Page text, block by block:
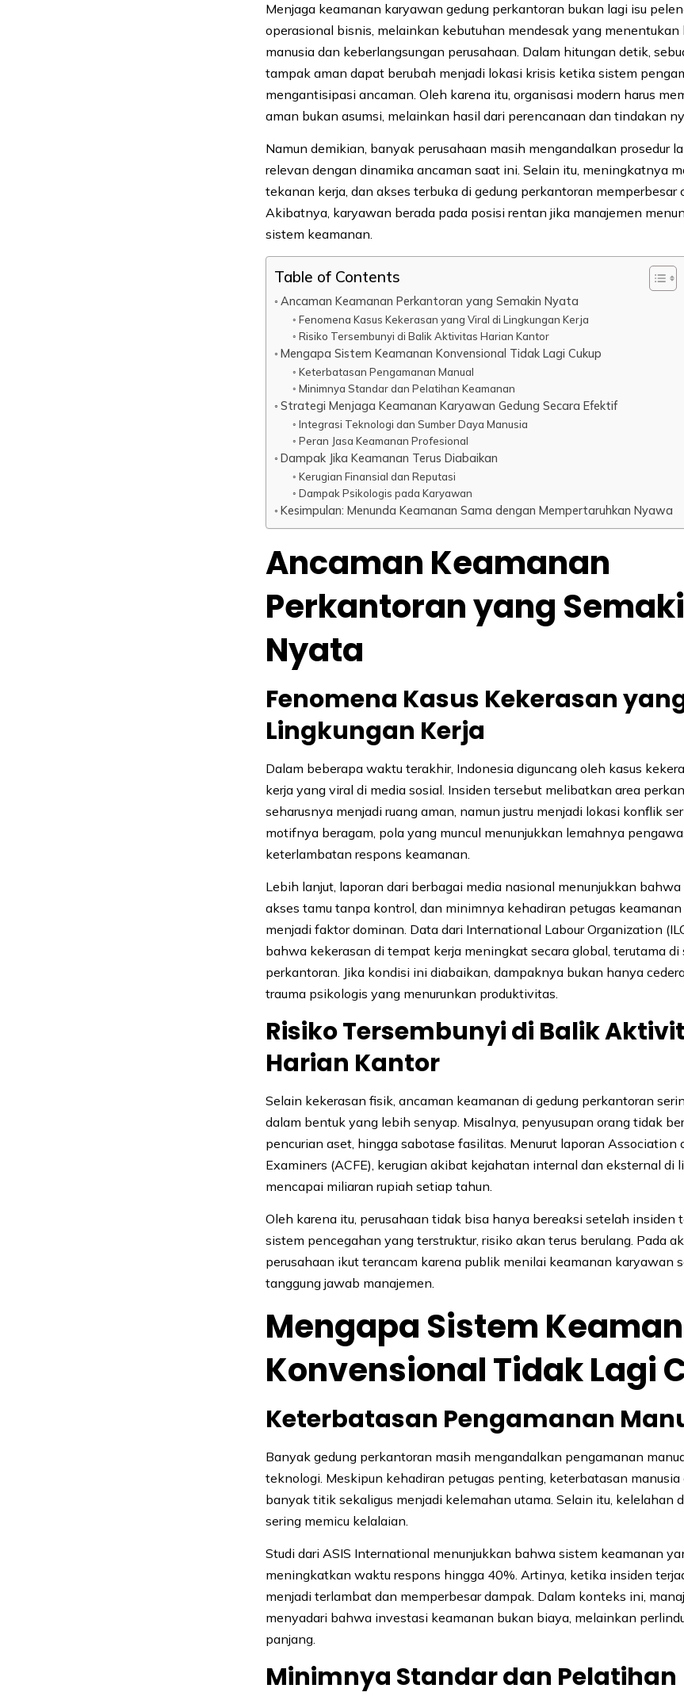
Menjaga keamanan karyawan gedung perkantoran bukan lagi isu
operasional bisnis, melainkan kebutuhan mendesak yang menentukan
manusia dan keberlangsungan perusahaan. Dalam hitungan detik,
tampak aman dapat berubah menjadi lokasi krisis ketika sistem
mengantisipasi ancaman. Oleh karena itu, organisasi modern harus
aman bukan asumsi, melainkan hasil dari perencanaan dan tindakan
Namun demikian, banyak perusahaan masih mengandalkan prosedur
relevan dengan dinamika ancaman saat ini. Selain itu, meningkatnya
tekanan kerja, dan akses terbuka di gedung perkantoran memperbesar
Akibatnya, karyawan berada pada posisi rentan jika manajemen
sistem keamanan.
Table of Contents
Ancaman Keamanan Perkantoran yang Semakin Nyata
Fenomena Kasus Kekerasan yang Viral di Lingkungan Kerja
Risiko Tersembunyi di Balik Aktivitas Harian Kantor
Mengapa Sistem Keamanan Konvensional Tidak Lagi Cukup
Keterbatasan Pengamanan Manual
Minimnya Standar dan Pelatihan Keamanan
Strategi Menjaga Keamanan Karyawan Gedung Secara Efektif
Integrasi Teknologi dan Sumber Daya Manusia
Peran Jasa Keamanan Profesional
Dampak Jika Keamanan Terus Diabaikan
Kerugian Finansial dan Reputasi
Dampak Psikologis pada Karyawan
Kesimpulan: Menunda Keamanan Sama dengan Mempertaruhkan Nyawa
Ancaman Keamanan
Perkantoran yang
Nyata
Fenomena Kasus Kekerasan
Lingkungan Kerja
Dalam beberapa waktu terakhir, Indonesia diguncang oleh kasus
kerja yang viral di media sosial. Insiden tersebut melibatkan area
seharusnya menjadi ruang aman, namun justru menjadi lokasi konflik
motifnya beragam, pola yang muncul menunjukkan lemahnya
keterlambatan respons keamanan.
Lebih lanjut, laporan dari berbagai media nasional menunjukkan
akses tamu tanpa kontrol, dan minimnya kehadiran petugas
menjadi faktor dominan. Data dari International Labour Organization
bahwa kekerasan di tempat kerja meningkat secara global, terutama di
perkantoran. Jika kondisi ini diabaikan, dampaknya bukan hanya
trauma psikologis yang menurunkan produktivitas.
Risiko Tersembunyi di Balik
Harian Kantor
Selain kekerasan fisik, ancaman keamanan di gedung perkantoran
dalam bentuk yang lebih senyap. Misalnya, penyusupan orang tidak
pencurian aset, hingga sabotase fasilitas. Menurut laporan Association
Examiners (ACFE), kerugian akibat kejahatan internal dan eksternal di
mencapai miliaran rupiah setiap tahun.
Oleh karena itu, perusahaan tidak bisa hanya bereaksi setelah insiden
sistem pencegahan yang terstruktur, risiko akan terus berulang. Pada
perusahaan ikut terancam karena publik menilai keamanan karyawan
tanggung jawab manajemen.
Mengapa Sistem
Konvensional Tidak Lagi
Keterbatasan Pengamanan
Banyak gedung perkantoran masih mengandalkan pengamanan
teknologi. Meskipun kehadiran petugas penting, keterbatasan manusia
banyak titik sekaligus menjadi kelemahan utama. Selain itu, kelelahan
sering memicu kelalaian.
Studi dari ASIS International menunjukkan bahwa sistem keamanan
meningkatkan waktu respons hingga 40%. Artinya, ketika insiden
menjadi terlambat dan memperbesar dampak. Dalam konteks ini,
menyadari bahwa investasi keamanan bukan biaya, melainkan
panjang.
Minimnya Standar dan Pelatihan